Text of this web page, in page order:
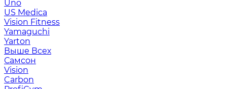
Uno
US Medica
Vision Fitness
Yamaguchi
Yarton
Выше Всех
Самсон
Vision
Carbon